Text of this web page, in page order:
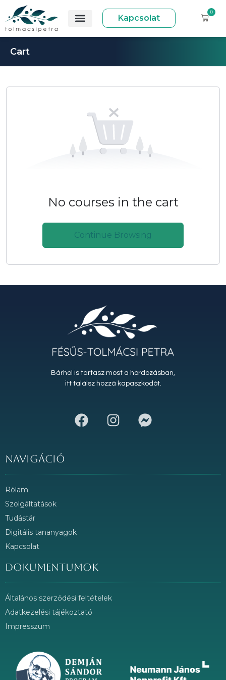
Kapcsolat
0
Cart
No courses in the cart
Continue Browsing
Bárhol is tartasz most a hordozásban,
itt találsz hozzá kapaszkodót.
Navigáció
Rólam
Szolgáltatások
Tudástár
Digitális tananyagok
Kapcsolat
Dokumentumok
Általános szerződési feltételek
Adatkezelési tájékoztató
Impresszum